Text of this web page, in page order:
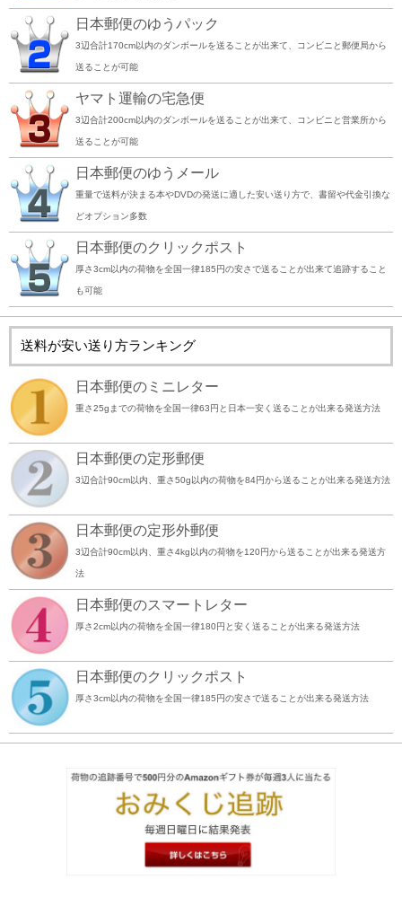
日本郵便のゆうパック
3辺合計170cm以内のダンボールを送ることが出来て、コンビニと郵便局から
送ることが可能
ヤマト運輸の宅急便
3辺合計200cm以内のダンボールを送ることが出来て、コンビニと営業所から
送ることが可能
日本郵便のゆうメール
重量で送料が決まる本やDVDの発送に適した安い送り方で、書留や代金引換な
どオプション多数
日本郵便のクリックポスト
厚さ3cm以内の荷物を全国一律185円の安さで送ることが出来て追跡すること
も可能
送料が安い送り方ランキング
日本郵便のミニレター
重さ25gまでの荷物を全国一律63円と日本一安く送ることが出来る発送方法
日本郵便の定形郵便
3辺合計90cm以内、重さ50g以内の荷物を84円から送ることが出来る発送方法
日本郵便の定形外郵便
3辺合計90cm以内、重さ4kg以内の荷物を120円から送ることが出来る発送方
法
日本郵便のスマートレター
厚さ2cm以内の荷物を全国一律180円と安く送ることが出来る発送方法
日本郵便のクリックポスト
厚さ3cm以内の荷物を全国一律185円の安さで送ることが出来る発送方法